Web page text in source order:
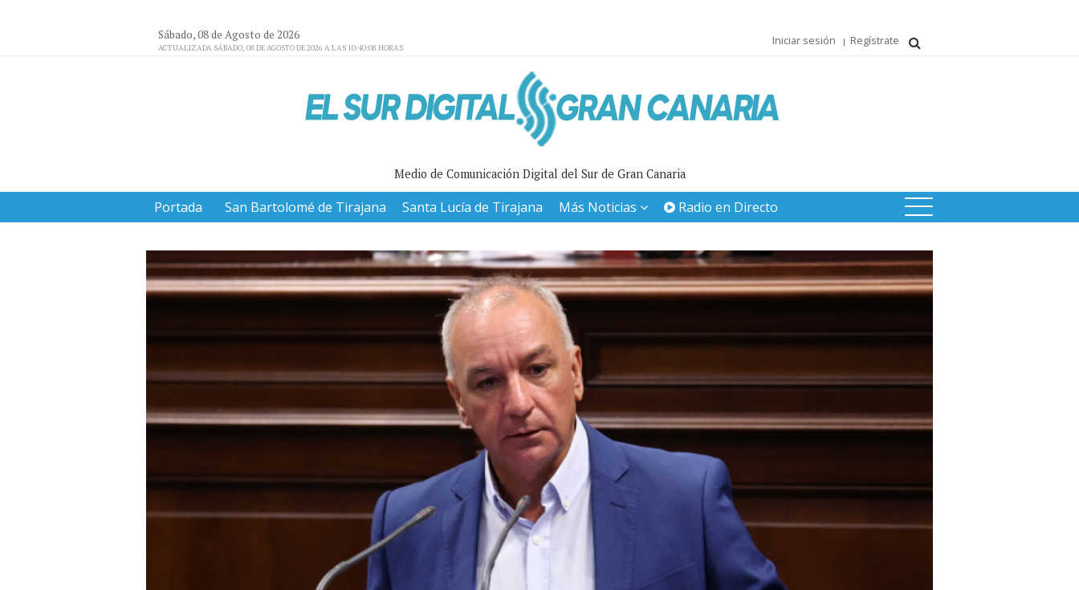
Sábado, 08 de Agosto de 2026
ACTUALIZADA SÁBADO, 08 DE AGOSTO DE 2026 A LAS 10:40:08 HORAS
Iniciar sesión Regístrate
Medio de Comunicación Digital del Sur de Gran Canaria
Portada San Bartolomé de Tirajana Santa Lucía de Tirajana Más Noticias Radio en Directo